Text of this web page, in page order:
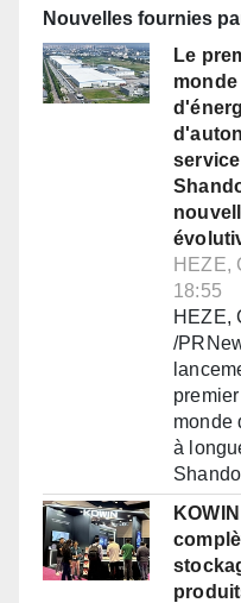
Nouvelles fournies
Le
HEZE,
18:55
HEZE,
/
monde
à